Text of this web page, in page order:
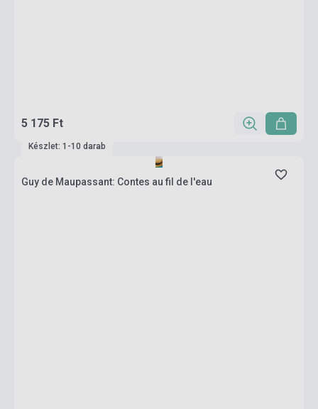
5 175 Ft
Készlet: 1-10 darab
Guy de Maupassant: Contes au fil de l'eau